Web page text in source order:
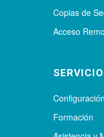
Copias de
Acceso
Configuración
Formación